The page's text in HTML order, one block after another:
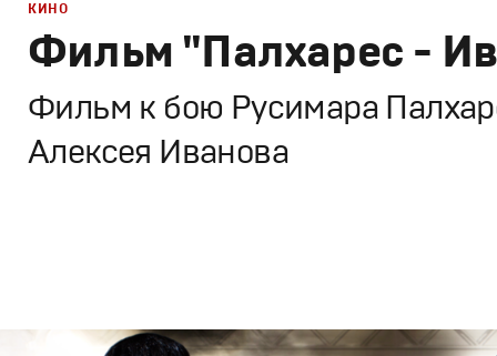
Фильм "Палхарес -
Фильм к бою Русимара
Алексея Иванова
,ТВ-Шоу,Кино
КИНО